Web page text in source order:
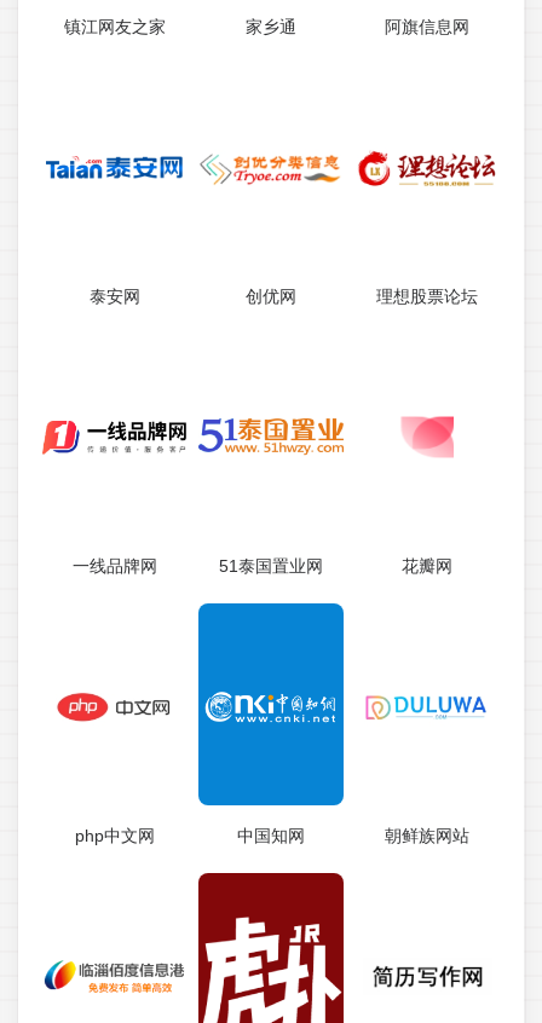
镇江网友之家 家乡通 阿旗信息网
泰安网 创优网 理想股票论坛
一线品牌网 51泰国置业网 花瓣网
php中文网 中国知网 朝鲜族网站